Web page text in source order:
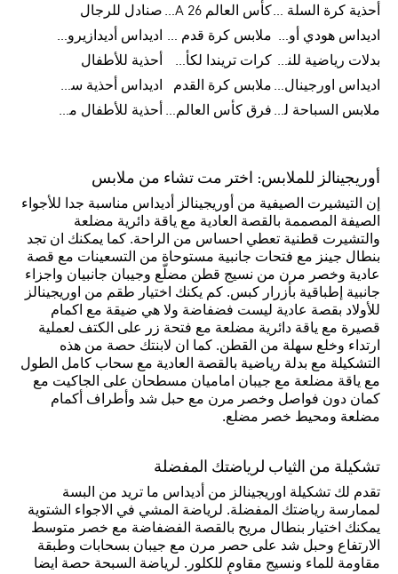
أحذية كرة السلة للرجال
كأس العالم FIFA 26™ صنادل للرجال
اديداس هودي أورجينال للنساء
ملابس كرة قدم للاطفال
اديداس أديدازيرو معدات الجري
بدلات رياضية للنساء
كرات تريندا لكأس العالم FIFA 26™
أحذية للأطفال
اديداس اورجينال ملابس ملابس كرة القدم
اديداس أحذية سوبرنوفا للرجال
ملابس السباحة للرجال
فرق كأس العالم FIFA 26™ أحذية للأطفال من 8 إلى 16 سنة
أوريجينالز للملابس: اختر مت تشاء من ملابس
إن التيشيرت الصيفية من أوريجينالز أديداس مناسبة جدا للأجواء
الصيفة المصممة بالقصة العادية مع ياقة دائرية مضلعة
والتشيرت قطنية تعطي احساس من الراحة. كما يمكنك ان تجد
بنطال جينز مع فتحات جانبية مستوحاة من التسعينات مع قصة
عادية وخصر مرن من نسيج قطن مضلّع وجيبان جانبيان واجزاء
جانبية إطباقية بأزرار كبس. كم يكنك اختيار طقم من اوريجينالز
للأولاد بقصة عادية ليست فضفاضة ولا هي ضيقة مع اكمام
قصيرة مع ياقة دائرية مضلعة مع فتحة زر على الكتف لعملية
ارتداء وخلع سهلة من القطن. كما ان لابنتك حصة من هذه
التشكيلة مع بدلة رياضية بالقصة العادية مع سحاب كامل الطول
مع ياقة مضلعة مع جيبان اماميان مسطحان على الجاكيت مع
كمان دون فواصل وخصر مرن مع حبل شد وأطراف أكمام
مضلعة ومحيط خصر مضلع.
تشكيلة من الثياب لرياضتك المفضلة
تقدم لك تشكيلة اوريجينالز من أديداس ما تريد من البسة
لممارسة رياضتك المفضلة. لرياضة المشي في الاجواء الشتوية
يمكنك اختيار بنطال مريح بالقصة الفضفاضة مع خصر متوسط
الارتفاع وحبل شد على حصر مرن مع جيبان بسحابات وطبقة
مقاومة للماء ونسيج مقاوم للكلور. لرياضة السبحة حصة ايضا